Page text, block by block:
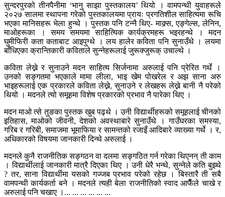
सुन्दरपुरको तीनपैनीमा ‘भानु साझा पुस्तकालय’ थियो । वामपन्थी युवाहरूले
२०२७ सालमा स्थापना गरेको पुस्तकालयमा प्रायः प्रगतिशील साहित्यमा रूचि
भएका मानिसहरू भेला हुन्थे । पुस्तक पनि टन्नै थिए- माक्र्स, एङ्गेल्स, लेनिन,
माओहरूका । समय समयमा साहित्यिक कार्यक्रमहरू भइरहन्थे । मदन
घुमीफिरी कता कताबाट आइपुग्थे । लय हालेर कविता पनि सुनाउँथे । लयमा
बाँधिएका क्रान्तिकारी कविताले सुन्नेहरूलाई जुरूक्जुरूक् उचाल्थे ।
कविता लेख्ने र सुनाउने मदन साहित्य सिर्जनामा अरुलाई पनि प्रेरित गर्थे ।
उनको सङ्गतमा भएकाले मामा लीला, भाइ खेम पोखरेल र अझ साना अरु
भाइहरूलाई एक प्रकारले कविता लेख्ने, सुनाउने र लेखहरू लेख्ने बानी नै परेको
थियो । मदनले त्यो समूहमा विशेष प्रकारको प्रभाव नै पारेका थिए ।
मदन माओ त्से तुङका पुस्तक खुब पढ्थे । उनी विद्यार्थीहरूको समूहलाई चीनको
इतिहास, माओको जीवनी, देशको अवस्थाबारे सुनाउँथे । गाउँघरका समस्या,
गरिब र गरिबी, समाजमा भूमाफिया र सामन्तको रजाइँ आदिबारे व्याख्या गर्थे । र,
अधिकारको विषयमा जानकारी दिन्थे अरुलाई ।
मदनले कुनै राजनीतिक सङ्गठन वा दलमा सङ्गठित गर्न गरेका थिएनन् ती काम
। विद्यार्थीलाई जानकारी मात्रै दिएका थिए । उनी धेरै भन्थे, सुन्नेले कति बुझ्थे
? तर, साना विद्यार्थीमा यसको गज्जब प्रभाव परेको रहेछ । बिस्तारै ती सबै
वामपन्थी कार्यकर्ता बने । मदनले त्यही बेला राजनीतिको स्वाद आफैँले चाखे र
अरुलाई पनि चखाए ।... ... ... ... ... ...